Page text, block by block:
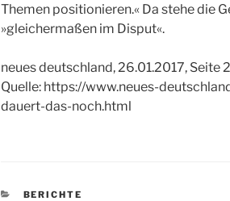
Themen positionieren.« Da stehe die
»gleichermaßen im Disput«.
neues deutschland, 26.01.2017, Seite 2
Quelle: https://www.neues-
dauert-das-noch.html
KATEGORIEN
BERICHTE